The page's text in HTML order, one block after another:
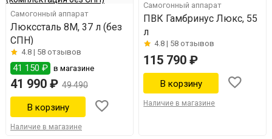
Самогонный аппарат
Люкссталь 8М, 37 л (без
СПН)
4.8 | 58 отзывов
41 150 ₽ в магазине
41 990 ₽ 49 490
Наличие в магазине
Самогонный аппарат
ПВК Гамбринус Люкс, 55
л
4.8 | 58 отзывов
115 790 ₽
Наличие в магазине